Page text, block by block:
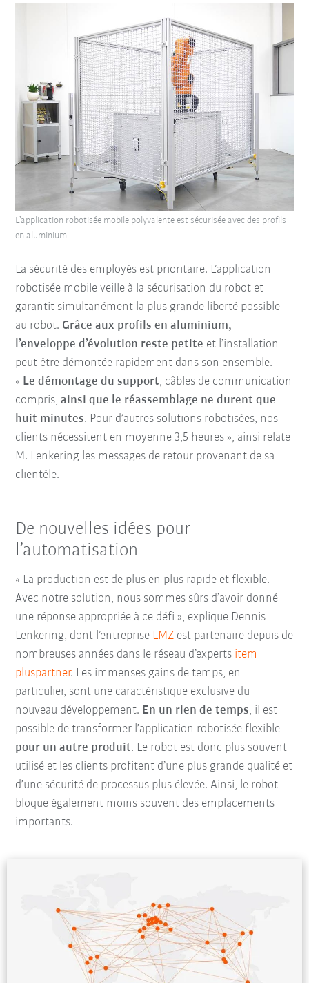
La sécurité des employés est prioritaire. L’application
robotisée mobile veille à la sécurisation du robot et
garantit simultanément la plus grande liberté possible
au robot. Grâce aux profils en aluminium,
l’enveloppe d’évolution reste petite et l’installation
peut être démontée rapidement dans son ensemble.
« Le démontage du support, câbles de communication
compris,ainsi que le réassemblage ne durent que
huit minutes. Pour d’autres solutions robotisées, nos
clients nécessitent en moyenne 3,5 heures », ainsi relate
M. Lenkering les messages de retour provenant de sa
clientèle.
L’application robotisée mobile polyvalente est sécurisée avec des profils
en aluminium.
De nouvelles idées pour
l’automatisation
« La production est de plus en plus rapide et flexible.
Avec notre solution, nous sommes sûrs d’avoir donné
une réponse appropriée à ce défi », explique Dennis
Lenkering, dont l’entreprise LMZ est partenaire depuis de
nombreuses années dans le réseau d’experts item
pluspartner. Les immenses gains de temps, en
particulier, sont une caractéristique exclusive du
nouveau développement. En un rien de temps, il est
possible de transformer l’application robotisée flexible
pour un autre produit. Le robot est donc plus souvent
utilisé et les clients profitent d’une plus grande qualité et
d’une sécurité de processus plus élevée. Ainsi, le robot
bloque également moins souvent des emplacements
importants.